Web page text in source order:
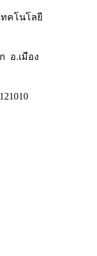
คโนโลยี
อ.เมือง